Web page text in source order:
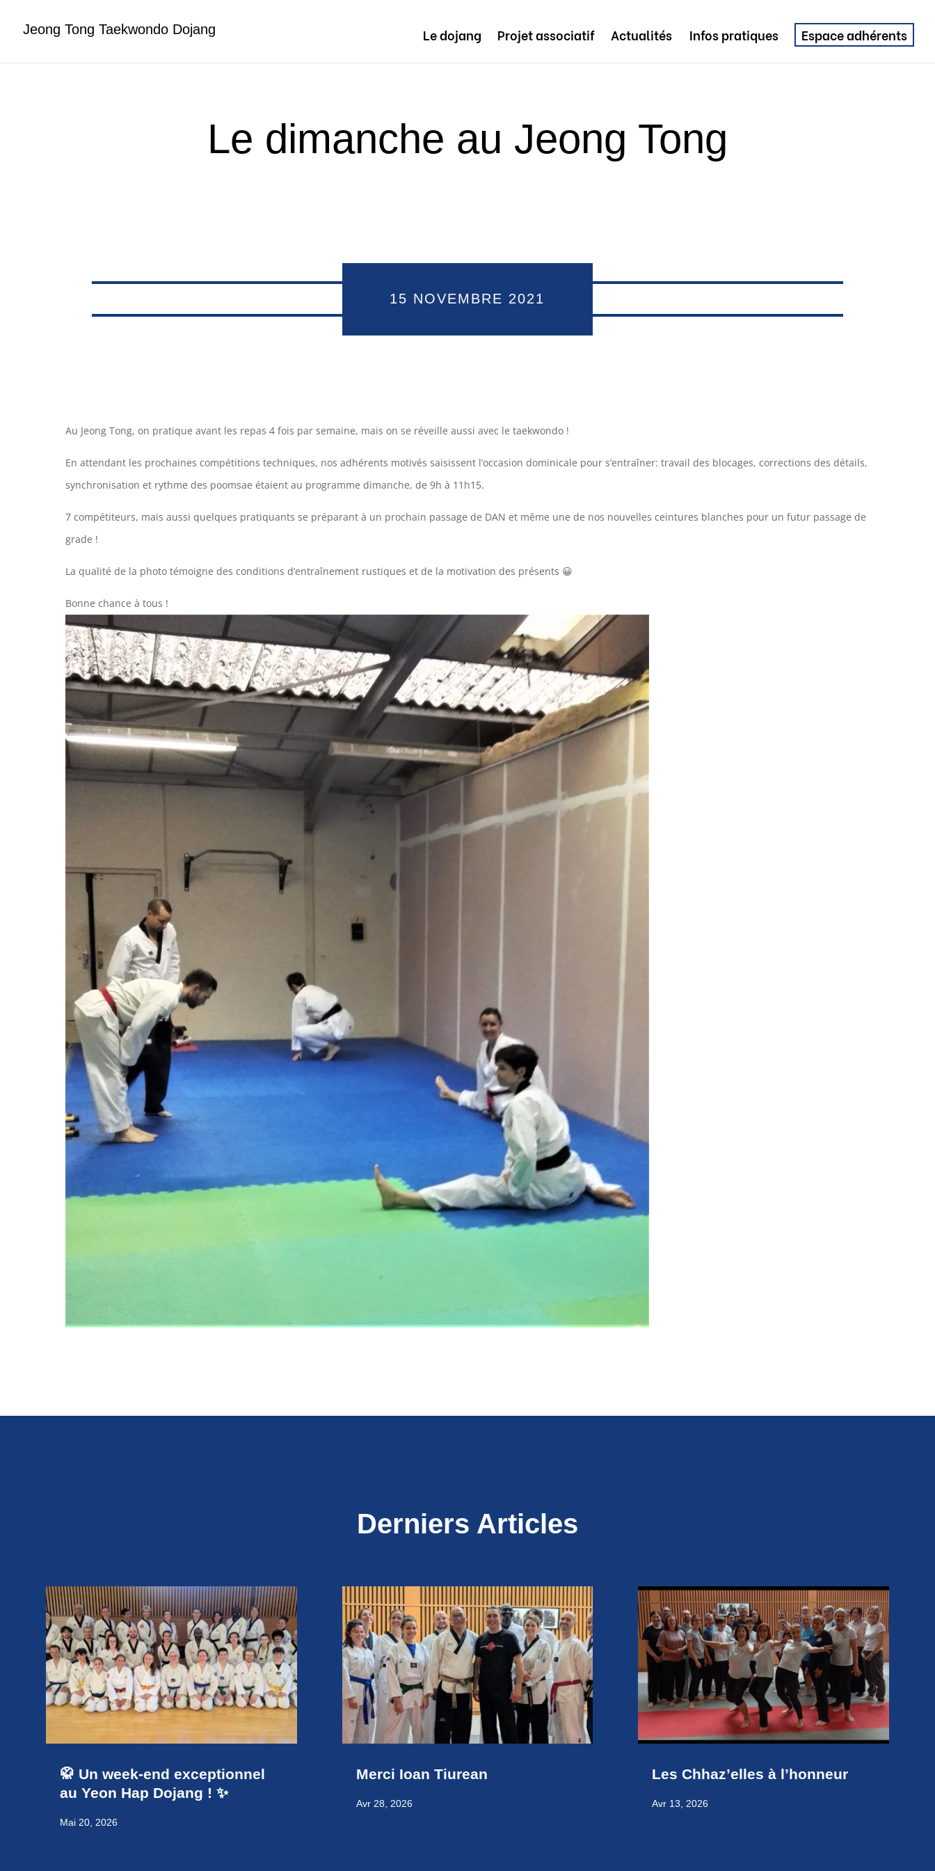
Jeong Tong Taekwondo Dojang Le dojang Projet associatif Actualités Infos pratiques Espace adhérents
Le dimanche au Jeong Tong
15 NOVEMBRE 2021
Au Jeong Tong, on pratique avant les repas 4 fois par semaine, mais on se réveille aussi avec le taekwondo !
En attendant les prochaines compétitions techniques, nos adhérents motivés saisissent l’occasion dominicale pour s’entraîner: travail des blocages, corrections des détails,
synchronisation et rythme des poomsae étaient au programme dimanche, de 9h à 11h15.
7 compétiteurs, mais aussi quelques pratiquants se préparant à un prochain passage de DAN et même une de nos nouvelles ceintures blanches pour un futur passage de
grade !
La qualité de la photo témoigne des conditions d’entraînement rustiques et de la motivation des présents 😀
Bonne chance à tous !
Derniers Articles
🥋 Un week-end exceptionnel
au Yeon Hap Dojang ! ✨
Mai 20, 2026
Merci Ioan Tiurean
Avr 28, 2026
Les Chhaz’elles à l’honneur
Avr 13, 2026